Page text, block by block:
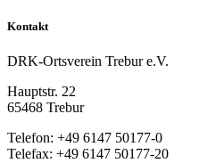
Kontakt
DRK-Ortsverein Trebur e.V.
Hauptstr. 22
65468 Trebur
Telefon: +49 6147 50177-0
Telefax: +49 6147 50177-20